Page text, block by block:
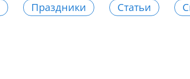
Праздники Статьи